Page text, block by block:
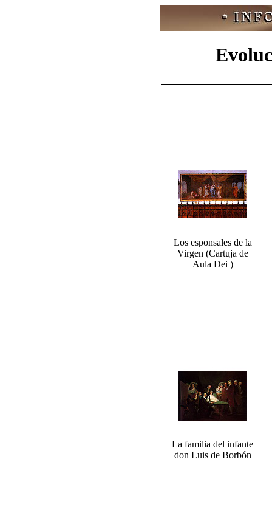
Los esponsales de la
Virgen (Cartuja de
Aula Dei )
La familia del infante
don Luis de Borbón